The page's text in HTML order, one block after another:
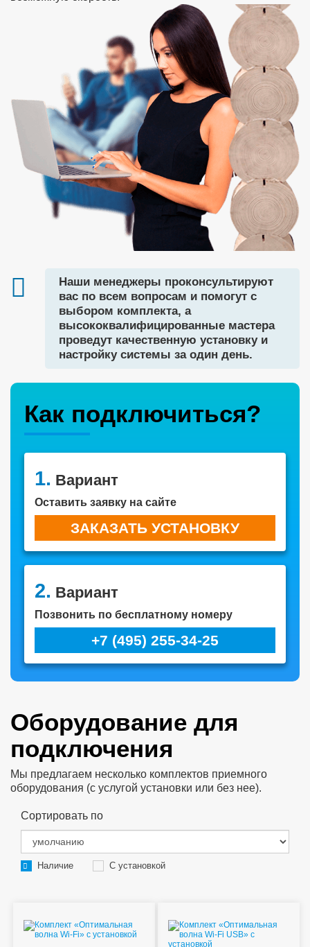
Наши менеджеры проконсультируют
вас по всем вопросам и помогут с
выбором комплекта, а
высококвалифицированные мастера
проведут качественную установку и
настройку системы за один день.
Как подключиться?
1. Вариант
Оставить заявку на сайте
ЗАКАЗАТЬ УСТАНОВКУ
2. Вариант
Позвонить по бесплатному номеру
+7 (495) 255-34-25
Оборудование для
подключения
Мы предлагаем несколько комплектов приемного
оборудования (с услугой установки или без нее).
Сортировать по
Наличие С установкой